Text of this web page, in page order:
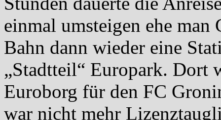
einmal umsteigen ehe
Bahn dann wieder eine
„Stadtteil“ Europark. Dort
Euroborg für den FC
war nicht mehr